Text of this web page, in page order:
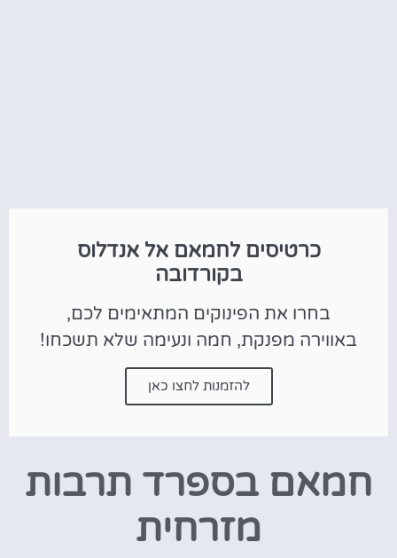
כרטיסים לחמאם אל אנדלוס
בקורדובה
בחרו את הפינוקים המתאימים לכם,
באווירה מפנקת, חמה ונעימה שלא תשכחו!
להזמנות לחצו כאן
חמאם בספרד תרבות
מזרחית